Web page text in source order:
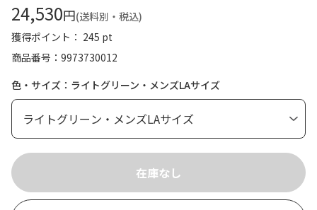
24,530円(送料別・税込)
獲得ポイント： 245 pt
商品番号
9973730012
色・サイズ：ライトグリーン・メンズLAサイズ